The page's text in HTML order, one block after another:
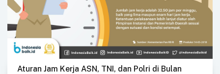
Aturan Jam Kerja ASN, TNI, dan Polri di Bulan